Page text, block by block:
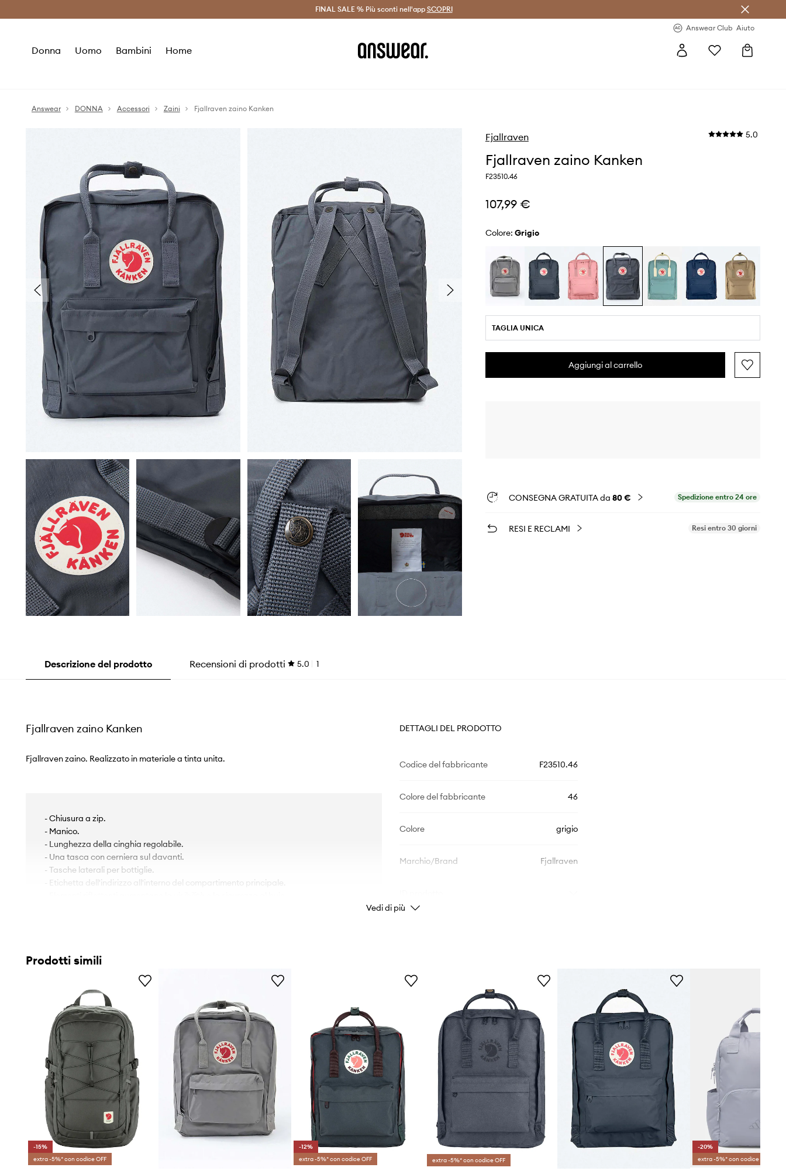
Risparmia con Answear Club > Spedizione entro 24 ore >
FINAL SALE % Più sconti nell'app SCOPRI
Answear Club Aiuto
Donna Uomo Bambini Home
Answear DONNA Accessori Zaini Fjallraven zaino Kanken
Fjallraven 5.0
Fjallraven zaino Kanken
F23510.46
107,99 €
Colore: grigio
TAGLIA UNICA
Aggiungi al carrello
CONSEGNA GRATUITA da 80 € Spedizione entro 24 ore
RESI E RECLAMI Resi entro 30 giorni
Descrizione del prodotto Recensioni di prodotti 5.0 1
Fjallraven zaino Kanken
Fjallraven zaino. Realizzato in materiale a tinta unita.
- Chiusura a zip.
- Manico.
- Lunghezza della cinghia regolabile.
- Una tasca con cerniera sul davanti.
- Tasche laterali per bottiglie.
- Etichetta dell'indirizzo all'interno del compartimento principale.
DETTAGLI DEL PRODOTTO
Codice del fabbricante F23510.46
Colore del fabbricante 46
Colore grigio
Marchio/Brand Fjallraven
Vedi di più
Prodotti simili
-15%
extra -5%* con codice OFF
-12%
extra -5%* con codice OFF
extra -5%* con codice OFF
-20%
extra -5%* con codice OFF